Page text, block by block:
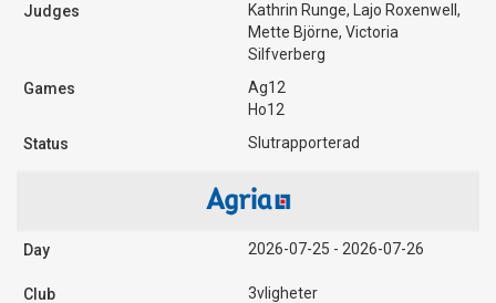
Kathrin Runge, Lajo Roxenwell,
Mette Björne, Victoria
Silfverberg
Ag12
Ho12
Slutrapporterad
2026-07-25 - 2026-07-26
3vligheter